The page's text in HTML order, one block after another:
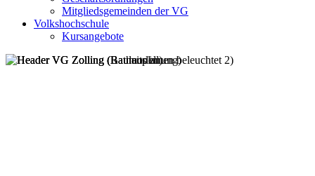
Mitgliedsgemeinden der VG
Volkshochschule
Kursangebote